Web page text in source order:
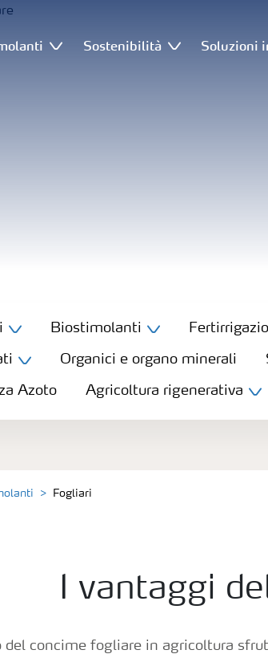
Sostenibilità Soluzioni
Biostimolanti
Organici e organo minerali
Azoto Agricoltura rigenerativa
Fogliari
I vantaggi
del concime fogliare in agricoltura